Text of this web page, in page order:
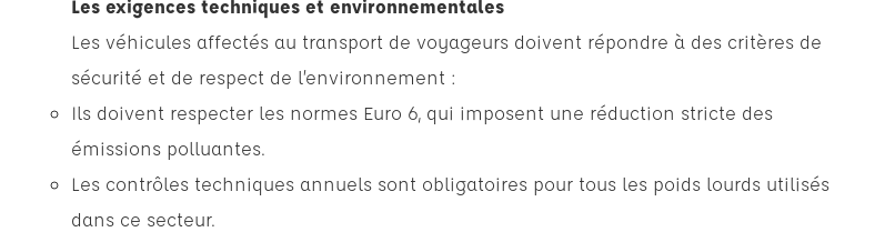
Les exigences techniques et environnementales
Les véhicules affectés au transport de voyageurs doivent répondre à des critères de
sécurité et de respect de l’environnement :
Ils doivent respecter les normes Euro 6, qui imposent une réduction stricte des
émissions polluantes.
Les contrôles techniques annuels sont obligatoires pour tous les poids lourds utilisés
dans ce secteur.